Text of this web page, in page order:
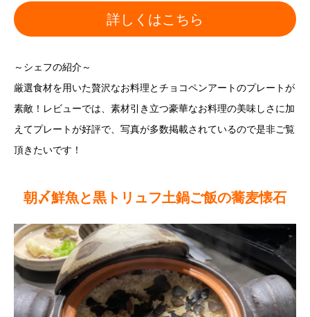
詳しくはこちら
～シェフの紹介～
厳選食材を用いた贅沢なお料理とチョコペンアートのプレートが
素敵！レビューでは、素材引き立つ豪華なお料理の美味しさに加
えてプレートが好評で、写真が多数掲載されているので是非ご覧
頂きたいです！
朝〆鮮魚と黒トリュフ土鍋ご飯の蕎麦懐石